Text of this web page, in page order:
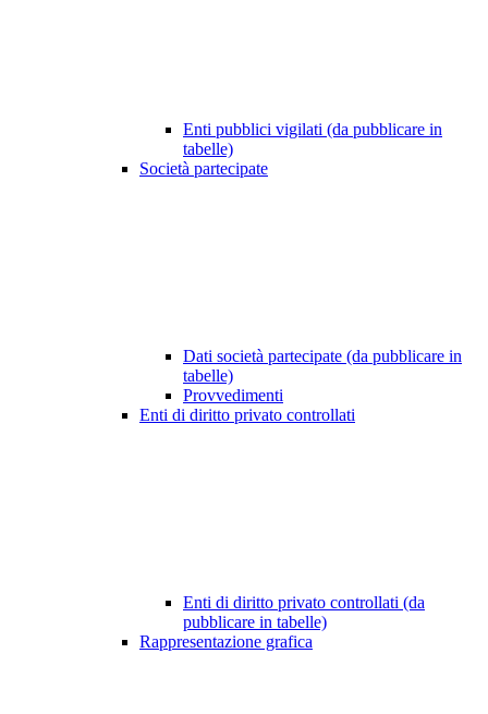
Enti pubblici vigilati (da pubblicare in
tabelle)
Società partecipate
Dati società partecipate (da pubblicare in
tabelle)
Provvedimenti
Enti di diritto privato controllati
Enti di diritto privato controllati (da
pubblicare in tabelle)
Rappresentazione grafica